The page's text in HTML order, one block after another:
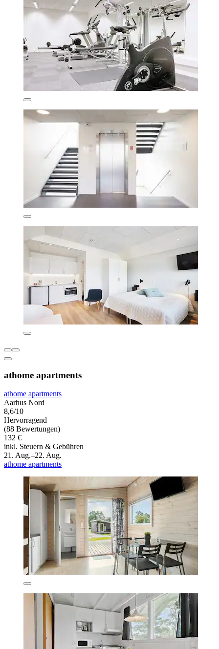
athome apartments
athome apartments
Aarhus Nord
8,6/10
Hervorragend
(88 Bewertungen)
132 €
inkl. Steuern & Gebühren
21. Aug.–22. Aug.
athome apartments